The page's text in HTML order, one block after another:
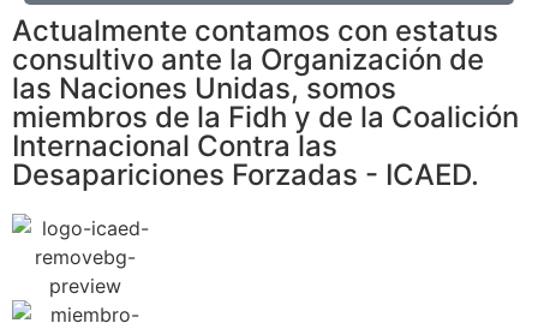
Actualmente contamos con estatus
consultivo ante la Organización de
las Naciones Unidas, somos
miembros de la Fidh y de la Coalición
Internacional Contra las
Desapariciones Forzadas - ICAED.